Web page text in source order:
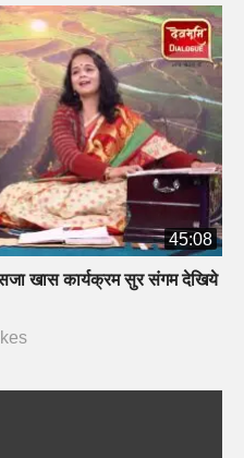
45:08
खास कार्यक्रम सुर संगम देखिये